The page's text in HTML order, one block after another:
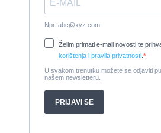
Damor 900 FURIA - EXTRA
CIJENA
2008, 8,98 x 3 m, Yanmar
Cijena:65.000 EUR
Prodajem jedrilicu ELAN 31 S
Cijena:27.000 EUR
1998, 19 x 5 m, Volvo penta